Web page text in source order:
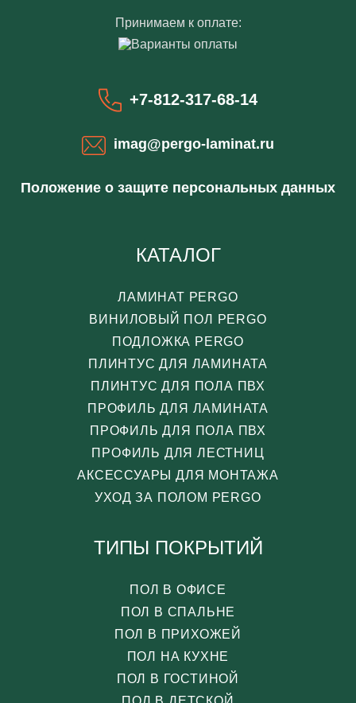
Принимаем к оплате:
+7-812-317-68-14
imag@pergo-laminat.ru
Положение о защите персональных данных
КАТАЛОГ
ЛАМИНАТ PERGO
ВИНИЛОВЫЙ ПОЛ PERGO
ПОДЛОЖКА PERGO
ПЛИНТУС ДЛЯ ЛАМИНАТА
ПЛИНТУС ДЛЯ ПОЛА ПВХ
ПРОФИЛЬ ДЛЯ ЛАМИНАТА
ПРОФИЛЬ ДЛЯ ПОЛА ПВХ
ПРОФИЛЬ ДЛЯ ЛЕСТНИЦ
АКСЕССУАРЫ ДЛЯ МОНТАЖА
УХОД ЗА ПОЛОМ PERGO
ТИПЫ ПОКРЫТИЙ
ПОЛ В ОФИСЕ
ПОЛ В СПАЛЬНЕ
ПОЛ В ПРИХОЖЕЙ
ПОЛ НА КУХНЕ
ПОЛ В ГОСТИНОЙ